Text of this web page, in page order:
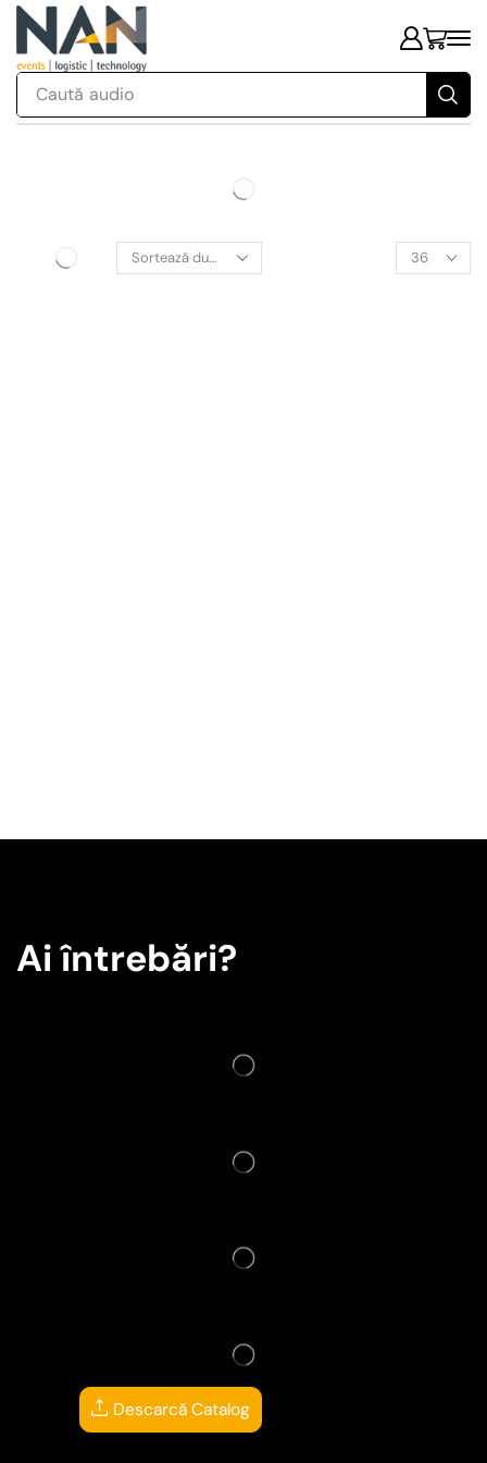
Caută audio
Ai întrebări?
Descarcă Catalog